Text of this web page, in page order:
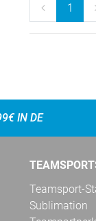
1
IN DE
Teamsport-
Sublimation